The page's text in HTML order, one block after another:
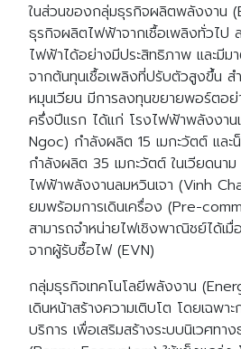
ในส่วนของกลุ่มธุรกิจผลิตพลังงาน
ธุรกิจผลิตไฟฟ้าจากเชื้อเพลิงทั่วไป
ไฟฟ้าได้อย่างมีประสิทธิภาพ และมีม
จากต้นทุนเชื้อเพลิงที่ปรับตัวสูงขึ้น
หมุนเวียน มีการลงทุนขยายพอร์ตอ
ครึ่งปีแรก ได้แก่ โรงไฟฟ้าพลังงา
Ngoc) กำลังผลิต 15 เมกะวัตต์ และ
กำลังผลิต 35 เมกะวัตต์ ในเวียดนา
ไฟฟ้าพลังงานลมหวินเจา (Vinh
ยมพร้อมการเดินเครื่อง (Pre-
สามารถจำหน่ายไฟเชิงพาณิชย์ได้เมื่
จากผู้รับซื้อไฟ (EVN)
กลุ่มธุรกิจเทคโนโลยีพลังงาน
เดินหน้าสร้างความเติบโต โดยเฉพ
บริการ เพื่อเสริมสร้างระบบนิเวศท